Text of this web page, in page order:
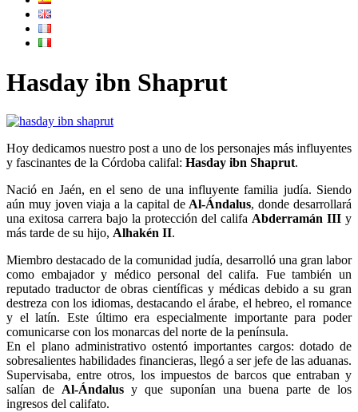
Hasday ibn Shaprut
Hoy dedicamos nuestro post a uno de los personajes más influyentes
y fascinantes de la Córdoba califal: Hasday ibn Shaprut.
Nació en Jaén, en el seno de una influyente familia judía. Siendo
aún muy joven viaja a la capital de Al-Ándalus, donde desarrollará
una exitosa carrera bajo la protección del califa Abderramán III y
más tarde de su hijo, Alhakén II.
Miembro destacado de la comunidad judía, desarrolló una gran labor
como embajador y médico personal del califa. Fue también un
reputado traductor de obras científicas y médicas debido a su gran
destreza con los idiomas, destacando el árabe, el hebreo, el romance
y el latín. Este último era especialmente importante para poder
comunicarse con los monarcas del norte de la península.
En el plano administrativo ostentó importantes cargos: dotado de
sobresalientes habilidades financieras, llegó a ser jefe de las aduanas.
Supervisaba, entre otros, los impuestos de barcos que entraban y
salían de Al-Ándalus y que suponían una buena parte de los
ingresos del califato.